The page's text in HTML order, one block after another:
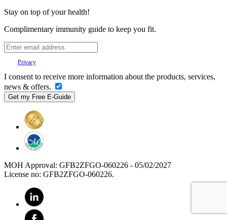
Stay on top of your health!
Complimentary immunity guide to keep you fit.
Privacy
I consent to receive more information about the products, services,
news & offers.
MOH Approval: GFB2ZFGO-060226 - 05/02/2027
License no: GFB2ZFGO-060226.